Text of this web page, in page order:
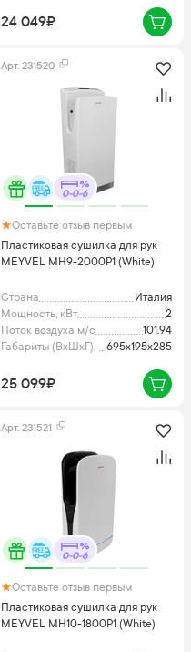
24 049₽
Арт. 231520
0-0-6
Оставьте отзыв первым
Пластиковая сушилка для рук
MEYVEL MH9-2000P1 (White)
Страна
Италия
Мощность, кВт
2
Поток воздуха м/с
101.94
Габариты (ВхШхГ), мм695x195x285
25 099₽
Арт. 231521
0-0-6
Оставьте отзыв первым
Пластиковая сушилка для рук
MEYVEL MH10-1800P1 (White)